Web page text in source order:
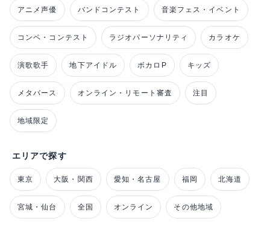
アニメ声優 バンドコンテスト 音楽フェス・イベント
コンペ・コンテスト ラジオパーソナリティ カラオケ
演歌歌手 地下アイドル ボカロP キッズ
メタバース オンライン・リモート審査 注目
地域限定
エリアで探す
東京 大阪・関西 愛知・名古屋 福岡 北海道
宮城・仙台 全国 オンライン その他地域